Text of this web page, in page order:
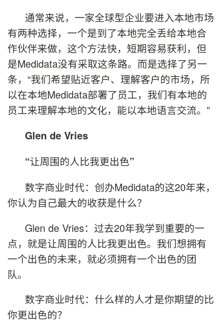
通常来说，一家全球型企业要进入本地市场
有两种选择，一个是到了本地完全丢给本地合
作伙伴来做，这个方法快，短期容易获利，但
是Medidata没有采取这条路。而是选择了另一
条，“我们希望贴近客户、理解客户的市场，所
以在本地Medidata部署了员工，我们有本地的
员工来理解本地的文化，能以本地语言交流。”
Glen de Vries
“让周围的人比我更出色”
数字商业时代：创办Medidata的这20年来，
你认为自己最大的收获是什么？
Glen de Vries：过去20年我学到重要的一
点，就是让周围的人比我更出色。我们想拥有
一个出色的未来，就必须拥有一个出色的团
队。
数字商业时代：什么样的人才是你期望的比
你更出色的？